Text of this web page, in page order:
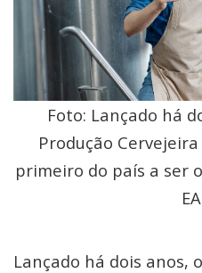
Foto: Lançado há
Produção
primeiro do país a ser
Lançado há dois anos,